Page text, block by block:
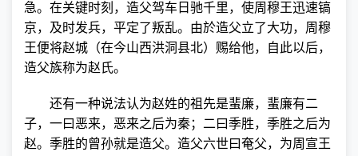
急。在关键时刻，造父驾车日驰千里，使周穆王迅速镐
京，及时发兵，平定了叛乱。由於造父立了大功，周穆
王便将赵城（在今山西洪洞县北）赐给他，自此以后，
造父族称为赵氏。
还有一种说法认为赵姓的祖先是蜚廉，蜚廉有二
子，一曰恶来，恶来之后为秦；二曰季胜，季胜之后为
赵。季胜的曾孙就是造父。造父六世曰奄父，为周宣王